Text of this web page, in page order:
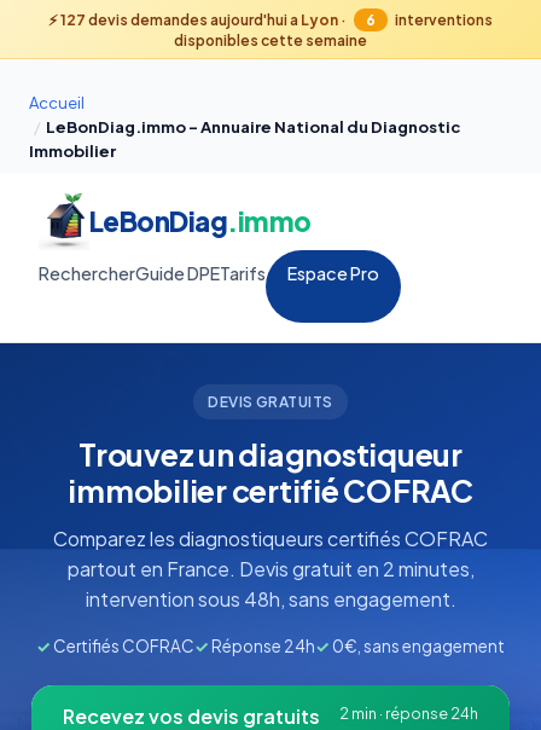
⚡127 devis demandes aujourd'hui a Lyon · 6
interventions
disponibles cette semaine
Accueil
/ LeBonDiag.immo – Annuaire National du Diagnostic
Immobilier
LeBonDiag.immo
RechercherGuide DPETarifs Espace Pro
DEVIS GRATUITS
Trouvez un diagnostiqueur
immobilier certifié COFRAC
Comparez les diagnostiqueurs certifiés COFRAC
partout en France. Devis gratuit en 2 minutes,
intervention sous 48h, sans engagement.
✓ Certifiés COFRAC✓Réponse 24h✓ 0€, sans engagement
Recevez vos devis gratuits 2 min · réponse 24h